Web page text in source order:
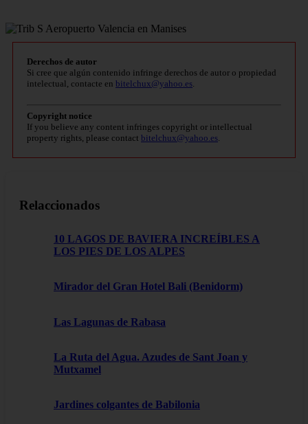
Derechos de autor
Si cree que algún contenido infringe derechos de autor o propiedad
intelectual, contacte en bitelchux@yahoo.es
Copyright notice
If you believe any content infringes copyright or intellectual
property rights, please contact bitelchux@yahoo.es
Relaccionados
10 LAGOS DE BAVIERA INCREÍBLES A
LOS PIES DE LOS ALPES
Mirador del Gran Hotel Bali (Benidorm)
Las Lagunas de Rabasa
La Ruta del Agua. Azudes de Sant Joan y
Mutxamel
Jardines colgantes de Babilonia